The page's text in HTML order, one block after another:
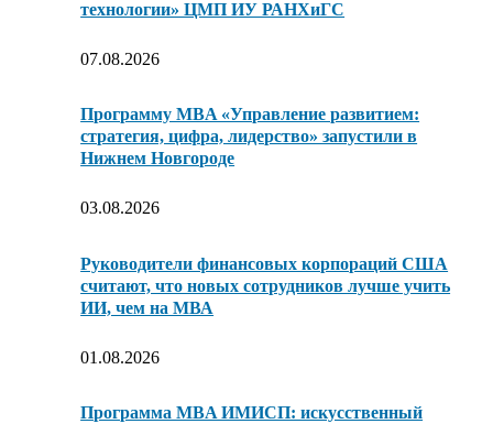
технологии» ЦМП ИУ РАНХиГС
07.08.2026
Программу MBA «Управление развитием:
стратегия, цифра, лидерство» запустили в
Нижнем Новгороде
03.08.2026
Руководители финансовых корпораций США
считают, что новых сотрудников лучше учить
ИИ, чем на МВА
01.08.2026
Программа MBA ИМИСП: искусственный